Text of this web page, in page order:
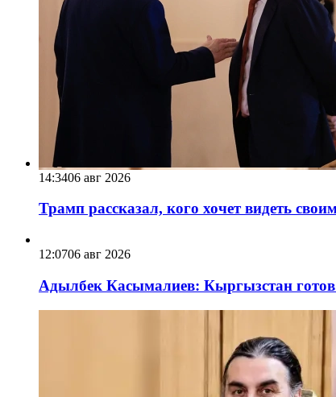
14:3406 авг 2026
Трамп рассказал, кого хочет видеть
12:0706 авг 2026
Адылбек Касымалиев: Кыргызстан готов